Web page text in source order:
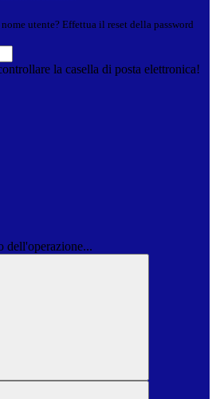
utente? Effettua il reset della password
la casella di posta elettronica!
dell'operazione...